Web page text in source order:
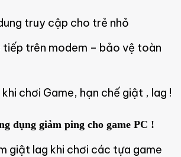
truy cập cho trẻ nhỏ
trên modem – bảo vệ toàn
chơi Game, hạn chế giật , lag !
dụng giảm ping cho game PC !
giật lag khi chơi các tựa game